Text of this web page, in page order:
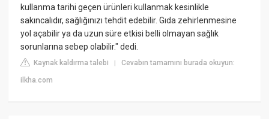
kullanma tarihi geçen ürünleri kullanmak kesinlikle
sakıncalıdır, sağlığınızı tehdit edebilir. Gıda zehirlenmesine
yol açabilir ya da uzun süre etkisi belli olmayan sağlık
sorunlarına sebep olabilir." dedi.
Kaynak kaldırma talebi |Cevabın tamamını burada okuyun:
ilkha.com